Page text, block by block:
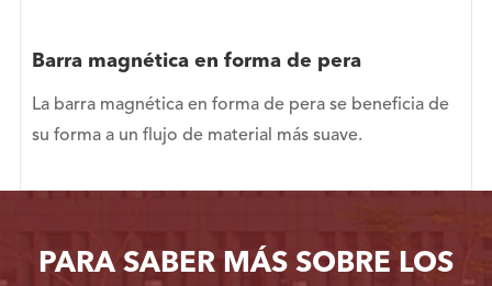
Barra magnética en forma de pera
La barra magnética en forma de pera se beneficia de
su forma a un flujo de material más suave.
PARA SABER MÁS SOBRE LOS